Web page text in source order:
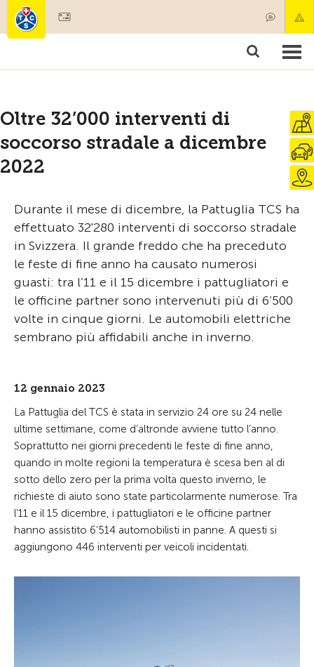
Societariato & prestazioni
Oltre 32’000 interventi di
soccorso stradale a dicembre
2022
Durante il mese di dicembre, la Pattuglia TCS ha
effettuato 32'280 interventi di soccorso stradale
in Svizzera. Il grande freddo che ha preceduto
le feste di fine anno ha causato numerosi
guasti: tra l’11 e il 15 dicembre i pattugliatori e
le officine partner sono intervenuti più di 6’500
volte in cinque giorni. Le automobili elettriche
sembrano più affidabili anche in inverno.
12 gennaio 2023
La Pattuglia del TCS è stata in servizio 24 ore su 24 nelle
ultime settimane, come d’altronde avviene tutto l’anno.
Soprattutto nei giorni precedenti le feste di fine anno,
quando in molte regioni la temperatura è scesa ben al di
sotto dello zero per la prima volta questo inverno, le
richieste di aiuto sono state particolarmente numerose. Tra
l’11 e il 15 dicembre, i pattugliatori e le officine partner
hanno assistito 6’514 automobilisti in panne. A questi si
aggiungono 446 interventi per veicoli incidentati.